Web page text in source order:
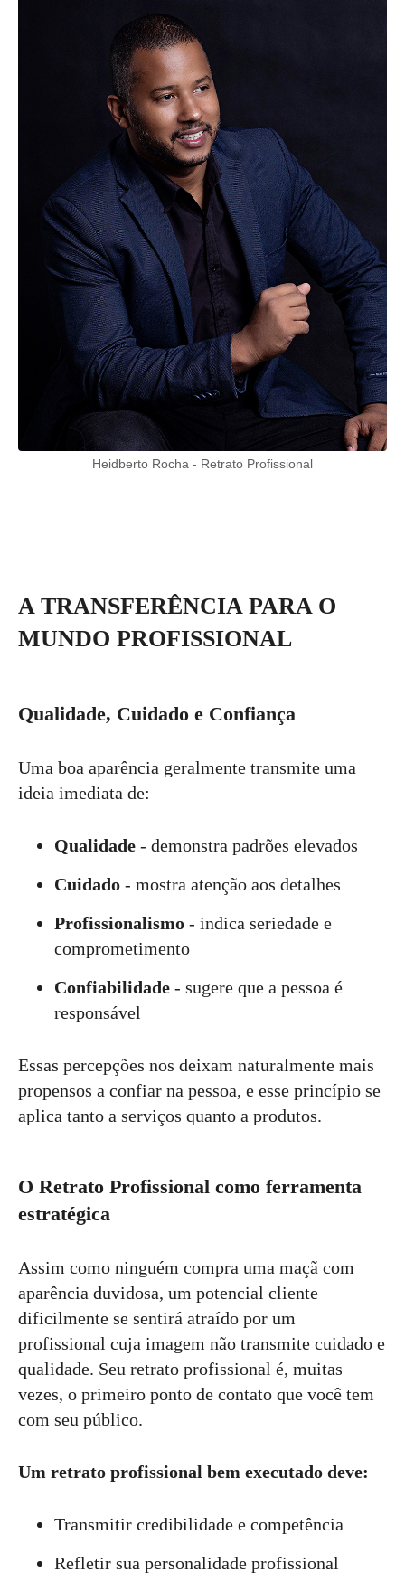
Heidberto Rocha - Retrato Profissional
A TRANSFERÊNCIA PARA O
MUNDO PROFISSIONAL
Qualidade, Cuidado e Confiança
Uma boa aparência geralmente transmite uma
ideia imediata de:
Qualidade - demonstra padrões elevados
Cuidado - mostra atenção aos detalhes
Profissionalismo - indica seriedade e
comprometimento
Confiabilidade - sugere que a pessoa é
responsável
Essas percepções nos deixam naturalmente mais
propensos a confiar na pessoa, e esse princípio se
aplica tanto a serviços quanto a produtos.
O Retrato Profissional como ferramenta
estratégica
Assim como ninguém compra uma maçã com
aparência duvidosa, um potencial cliente
dificilmente se sentirá atraído por um
profissional cuja imagem não transmite cuidado e
qualidade. Seu retrato profissional é, muitas
vezes, o primeiro ponto de contato que você tem
com seu público.
Um retrato profissional bem executado deve:
Transmitir credibilidade e competência
Refletir sua personalidade profissional